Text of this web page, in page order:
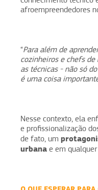
afroempreendedores
“Para além de
cozinheiros e chefs
as técnicas - não só
é uma coisa
Nesse contexto, ela
e profissionalização
de fato, um
urbana e em